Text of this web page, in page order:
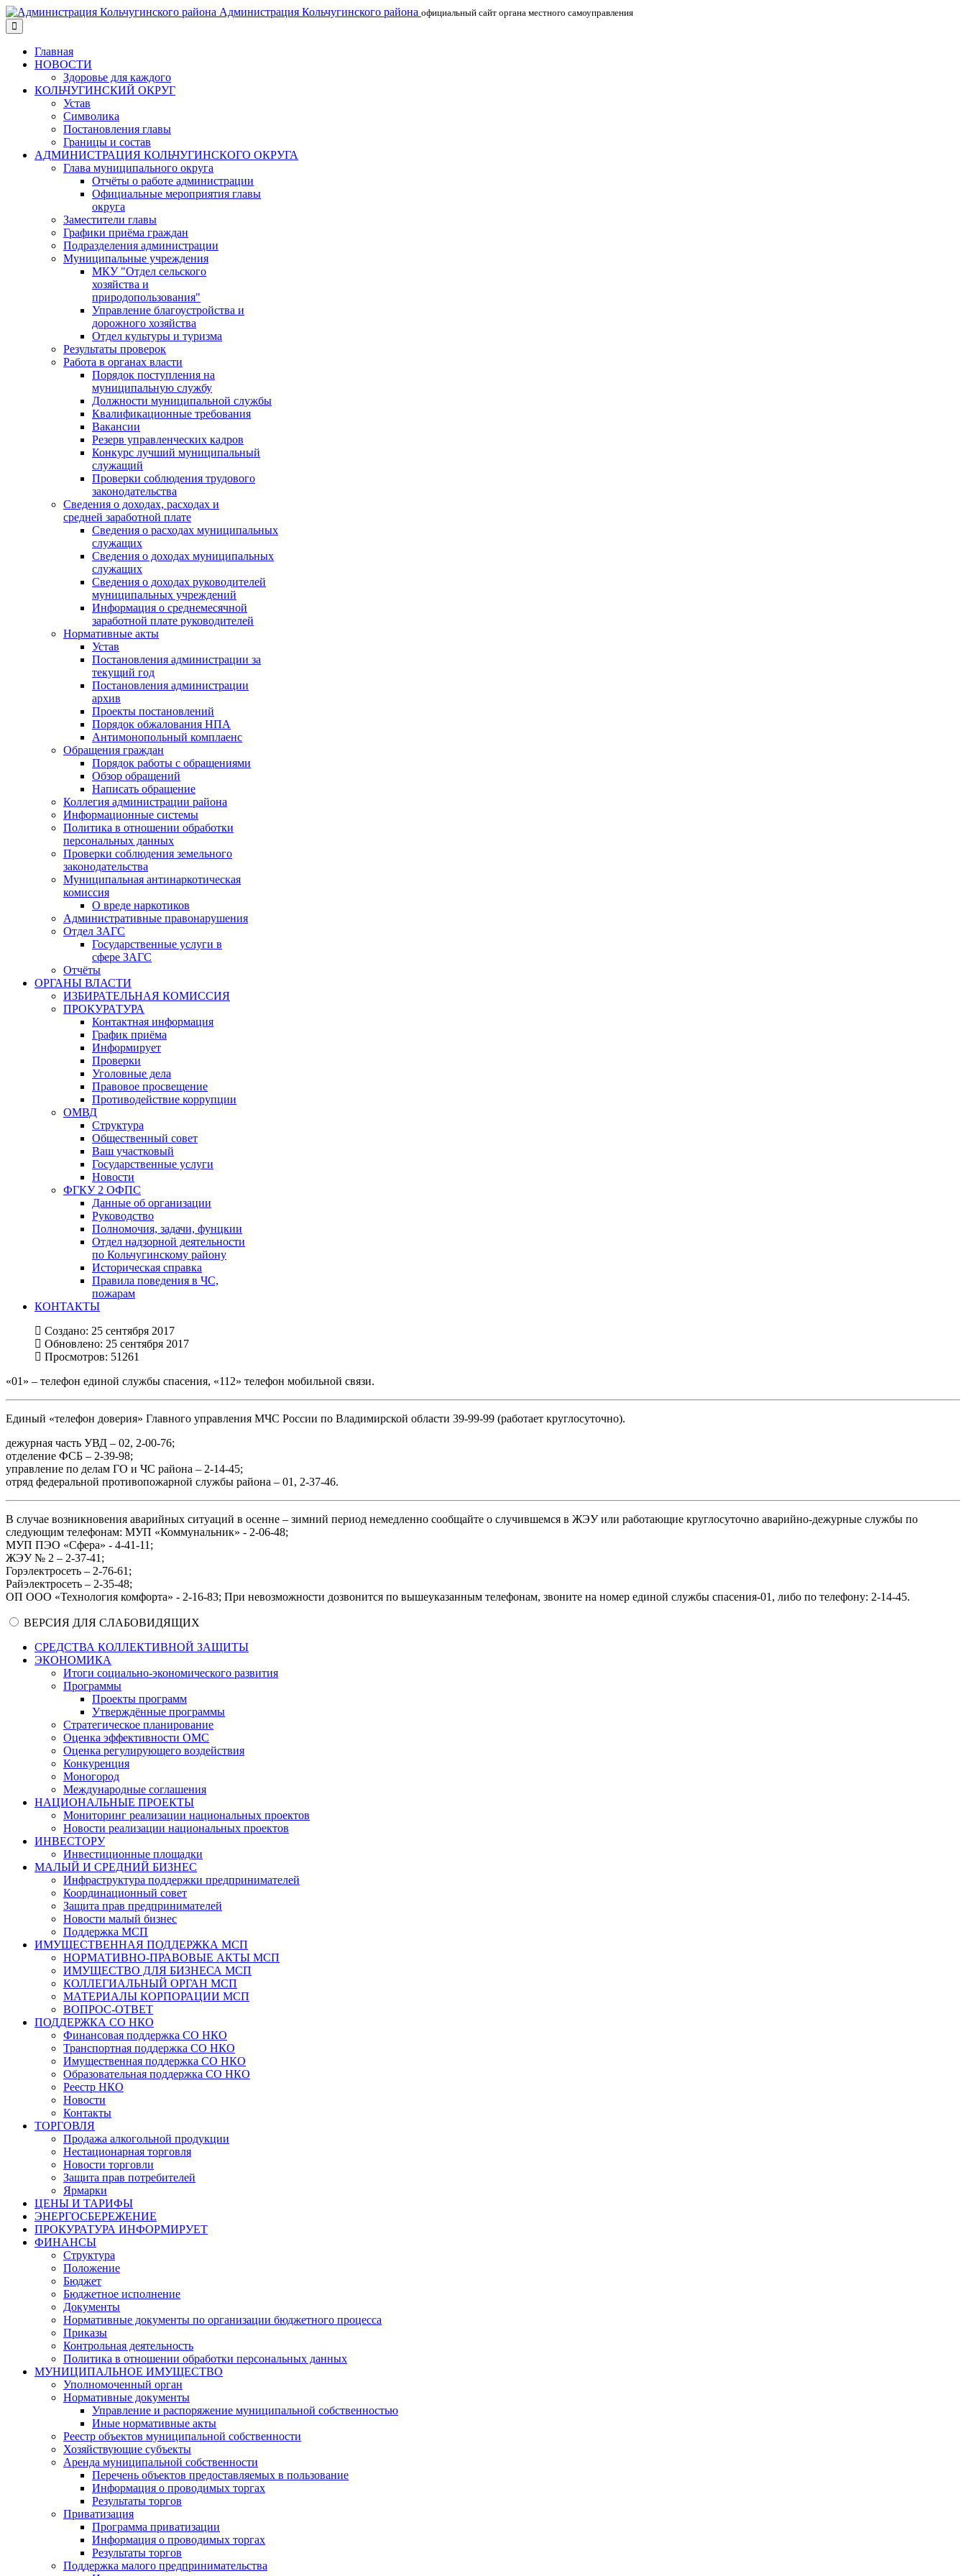
Администрация Кольчугинского района официальный сайт органа местного самоуправления
Главная
НОВОСТИ
Здоровье для каждого
КОЛЬЧУГИНСКИЙ ОКРУГ
Устав
Символика
Постановления главы
Границы и состав
АДМИНИСТРАЦИЯ КОЛЬЧУГИНСКОГО ОКРУГА
Глава муниципального округа
Отчёты о работе администрации
Официальные мероприятия главы
округа
Заместители главы
Графики приёма граждан
Подразделения администрации
Муниципальные учреждения
МКУ "Отдел сельского
хозяйства и
природопользования"
Управление благоустройства и
дорожного хозяйства
Отдел культуры и туризма
Результаты проверок
Работа в органах власти
Порядок поступления на
муниципальную службу
Должности муниципальной службы
Квалификационные требования
Вакансии
Резерв управленческих кадров
Конкурс лучший муниципальный
служащий
Проверки соблюдения трудового
законодательства
Сведения о доходах, расходах и
средней заработной плате
Сведения о расходах муниципальных
служащих
Сведения о доходах муниципальных
служащих
Сведения о доходах руководителей
муниципальных учреждений
Информация о среднемесячной
заработной плате руководителей
Нормативные акты
Устав
Постановления администрации за
текущий год
Постановления администрации
архив
Проекты постановлений
Порядок обжалования НПА
Антимонопольный комплаенс
Обращения граждан
Порядок работы с обращениями
Обзор обращений
Написать обращение
Коллегия администрации района
Информационные системы
Политика в отношении обработки
персональных данных
Проверки соблюдения земельного
законодательства
Муниципальная антинаркотическая
комиссия
О вреде наркотиков
Административные правонарушения
Отдел ЗАГС
Государственные услуги в
сфере ЗАГС
Отчёты
ОРГАНЫ ВЛАСТИ
ИЗБИРАТЕЛЬНАЯ КОМИССИЯ
ПРОКУРАТУРА
Контактная информация
График приёма
Информирует
Проверки
Уголовные дела
Правовое просвещение
Противодействие коррупции
ОМВД
Структура
Общественный совет
Ваш участковый
Государственные услуги
Новости
ФГКУ 2 ОФПС
Данные об организации
Руководство
Полномочия, задачи, фунцкии
Отдел надзорной деятельности
по Кольчугинскому району
Историческая справка
Правила поведения в ЧС,
пожарам
КОНТАКТЫ
Создано: 25 сентября 2017
Обновлено: 25 сентября 2017
Просмотров: 51261
«01» – телефон единой службы спасения, «112» телефон мобильной связи.
Единый «телефон доверия» Главного управления МЧС России по Владимирской области 39-99-99 (работает круглосуточно).
дежурная часть УВД – 02, 2-00-76;
отделение ФСБ – 2-39-98;
управление по делам ГО и ЧС района – 2-14-45;
отряд федеральной противопожарной службы района – 01, 2-37-46.
В случае возникновения аварийных ситуаций в осенне – зимний период немедленно сообщайте о случившемся в ЖЭУ или работающие круглосуточно аварийно-дежурные службы по
следующим телефонам: МУП «Коммунальник» - 2-06-48;
МУП ПЭО «Сфера» - 4-41-11;
ЖЭУ № 2 – 2-37-41;
Горэлектросеть – 2-76-61;
Райэлектросеть – 2-35-48;
ОП ООО «Технология комфорта» - 2-16-83; При невозможности дозвонится по вышеуказанным телефонам, звоните на номер единой службы спасения-01, либо по телефону: 2-14-45.
ВЕРСИЯ ДЛЯ СЛАБОВИДЯЩИХ
СРЕДСТВА КОЛЛЕКТИВНОЙ ЗАЩИТЫ
ЭКОНОМИКА
Итоги социально-экономического развития
Программы
Проекты программ
Утверждённые программы
Стратегическое планирование
Оценка эффективности ОМС
Оценка регулирующего воздействия
Конкуренция
Моногород
Международные соглашения
НАЦИОНАЛЬНЫЕ ПРОЕКТЫ
Мониторинг реализации национальных проектов
Новости реализации национальных проектов
ИНВЕСТОРУ
Инвестиционные площадки
МАЛЫЙ И СРЕДНИЙ БИЗНЕС
Инфраструктура поддержки предпринимателей
Координационный совет
Защита прав предпринимателей
Новости малый бизнес
Поддержка МСП
ИМУЩЕСТВЕННАЯ ПОДДЕРЖКА МСП
НОРМАТИВНО-ПРАВОВЫЕ АКТЫ МСП
ИМУЩЕСТВО ДЛЯ БИЗНЕСА МСП
КОЛЛЕГИАЛЬНЫЙ ОРГАН МСП
МАТЕРИАЛЫ КОРПОРАЦИИ МСП
ВОПРОС-ОТВЕТ
ПОДДЕРЖКА СО НКО
Финансовая поддержка СО НКО
Транспортная поддержка СО НКО
Имущественная поддержка СО НКО
Образовательная поддержка СО НКО
Реестр НКО
Новости
Контакты
ТОРГОВЛЯ
Продажа алкогольной продукции
Нестационарная торговля
Новости торговли
Защита прав потребителей
Ярмарки
ЦЕНЫ И ТАРИФЫ
ЭНЕРГОСБЕРЕЖЕНИЕ
ПРОКУРАТУРА ИНФОРМИРУЕТ
ФИНАНСЫ
Структура
Положение
Бюджет
Бюджетное исполнение
Документы
Нормативные документы по организации бюджетного процесса
Приказы
Контрольная деятельность
Политика в отношении обработки персональных данных
МУНИЦИПАЛЬНОЕ ИМУЩЕСТВО
Уполномоченный орган
Нормативные документы
Управление и распоряжение муниципальной собственностью
Иные нормативные акты
Реестр объектов муниципальной собственности
Хозяйствующие субъекты
Аренда муниципальной собственности
Перечень объектов предоставляемых в пользование
Информация о проводимых торгах
Результаты торгов
Приватизация
Программа приватизации
Информация о проводимых торгах
Результаты торгов
Поддержка малого предпринимательства